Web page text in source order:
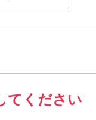
てください